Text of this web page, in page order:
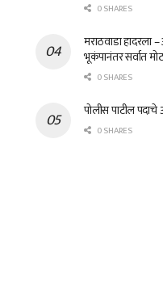
0 SHARES
मराठवाडा
भूकंपानंतर सर्वात
0 SHARES
पोलीस पाटील
0 SHARES